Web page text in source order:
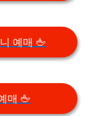
예매 🖕
매 🖕